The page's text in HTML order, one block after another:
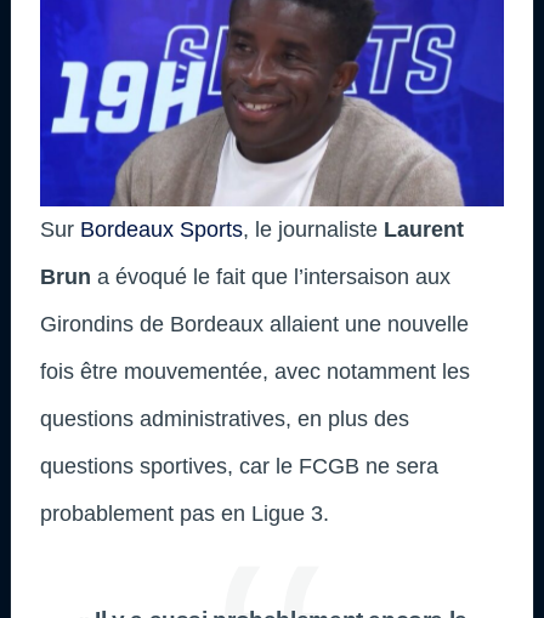
Sur Bordeaux Sports, le journaliste Laurent
Brun a évoqué le fait que l’intersaison aux
Girondins de Bordeaux allaient une nouvelle
fois être mouvementée, avec notamment les
questions administratives, en plus des
questions sportives, car le FCGB ne sera
probablement pas en Ligue 3.